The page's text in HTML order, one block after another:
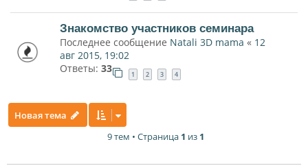
Знакомство участников семинара
Последнее сообщение Natali 3D mama « 12
авг 2015, 19:02
Ответы: 33 1 2 3 4
Новая тема
9 тем • Страница 1 из 1